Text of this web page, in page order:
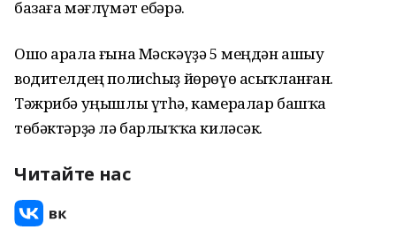
базаға мәғлүмәт ебәрә.
Ошо арала ғына Мәскәүҙә 5 меңдән ашыу
водителдең полисһыҙ йөрөүө асыҡланған.
Тәжрибә уңышлы үтһә, камералар башҡа
төбәктәрҙә лә барлыҡҡа киләсәк.
Читайте нас